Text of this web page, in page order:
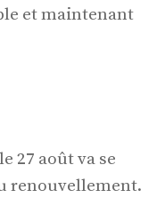
et maintenant
27 août va se
renouvellement.